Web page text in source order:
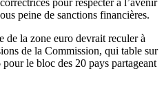
pour respecter à l’avenir
peine de sanctions financières.
de la zone euro devrait reculer à
de la Commission, qui table sur
le bloc des 20 pays partageant